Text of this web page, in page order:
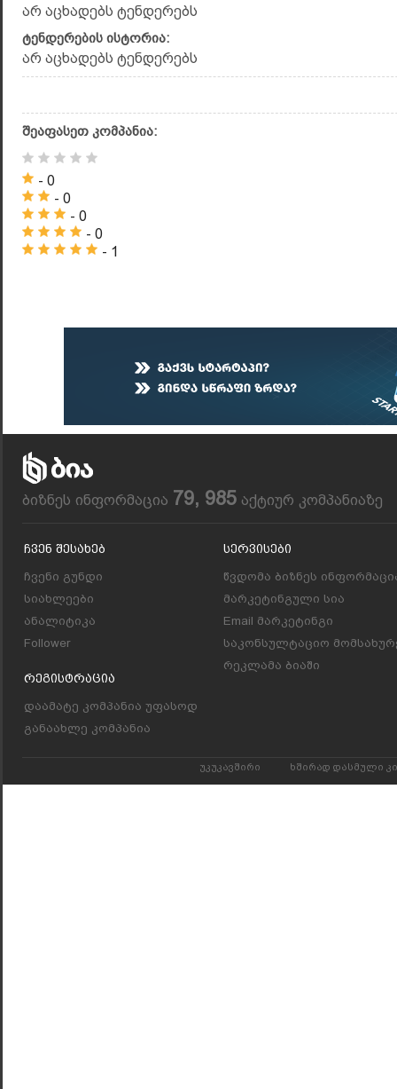
არ აცხადებს ტენდერებს
ტენდერების ისტორია:
არ აცხადებს ტენდერებს
შეაფასეთ კომპანია:
- 0
- 0
- 0
- 0
- 1
ბიზნეს ინფორმაცია 79, 985 აქტიურ კომპანიაზე
Ჩვენ Შესახებ
ჩვენი გუნდი
სიახლეები
ანალიტიკა
Follower
Რეგისტრაცია
დაამატე კომპანია უფასოდ
განაახლე კომპანია
Სერვისები
წვდომა ბიზნეს
მარკეტინგული სია
Email მარკეტინგი
საკონსულტაციო
რეკლამა ბიაში
უკუკავშირი ხშირად დასმული